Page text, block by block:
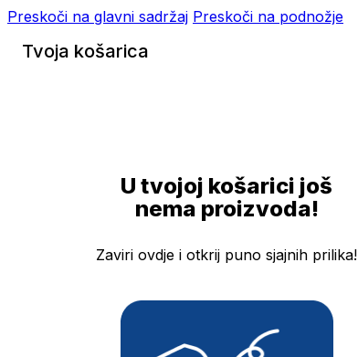
Preskoči na glavni sadržaj Preskoči na podnožje
Tvoja košarica
U tvojoj košarici još
nema proizvoda!
Zaviri ovdje i otkrij puno sjajnih prilika!